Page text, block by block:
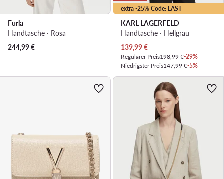
Furla
Handtasche · Rosa
244,99€
extra -25% Code: LAST
KARL LAGERFELD
Handtasche · Hellgrau
Aktueller Preis
139,99€
Regulärer Preis198,99 €-29%
Niedrigster Preis147,99 €-5%